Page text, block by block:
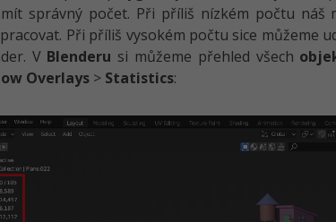
správný počet. Při příliš nízkém počtu
Při příliš vysokém počtu sice můžeme
V Blenderu si můžeme přehled všech
Overlays > Statistics: